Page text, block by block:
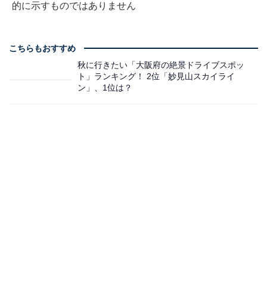
的に示すものではありません
こちらもおすすめ
秋に行きたい「大阪府の絶景ドライブスポッ
ト」ランキング！ 2位「妙見山スカイライ
ン」、1位は？